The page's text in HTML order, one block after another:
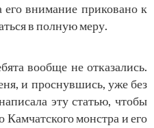
его внимание приковано к
в полную меру.
вообще не отказались.
и проснувшись, уже без
эту статью, чтобы
Камчатского монстра и его